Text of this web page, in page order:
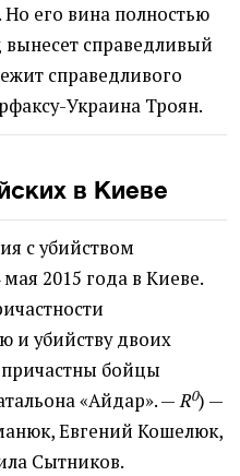
его вина полностью
вынесет справедливый
справедливого
Украина Троян.
в Киеве
с убийством
2015 года в Киеве.
и убийству двоих
бойцы
«Айдар». —R0) —
Евгений Кошелюк,
Сытников.